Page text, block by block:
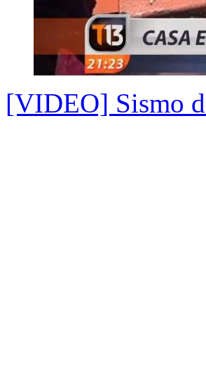
[VIDEO] Sismo